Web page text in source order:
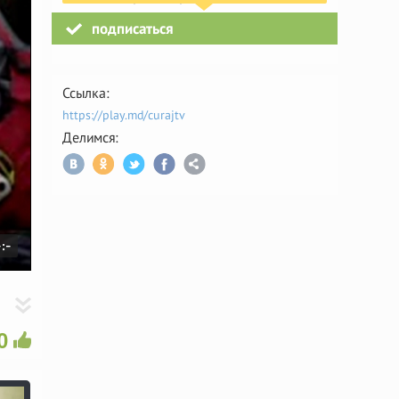
подписаться
Ссылка:
https://play.md/curajtv
Делимся: